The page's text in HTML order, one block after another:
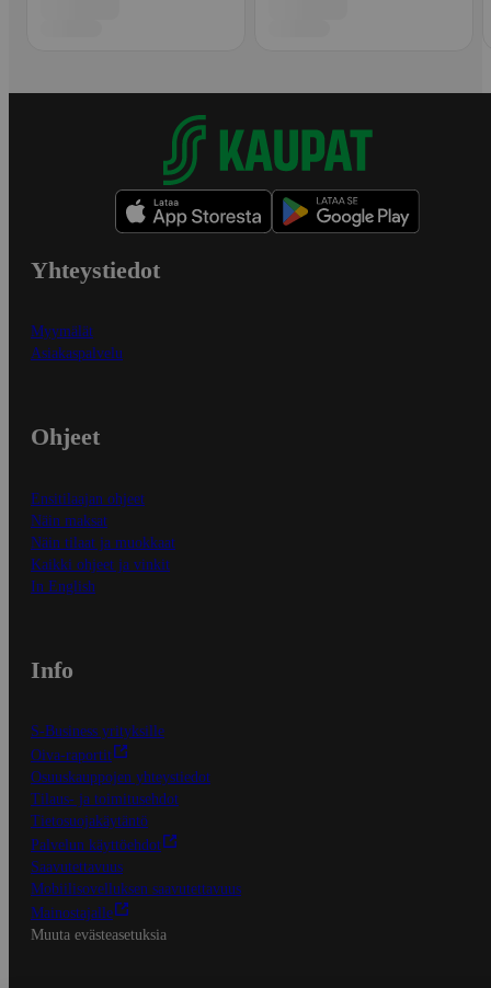
Yhteystiedot
Myymälät
Asiakaspalvelu
Ohjeet
Ensitilaajan ohjeet
Näin maksat
Näin tilaat ja muokkaat
Kaikki ohjeet ja vinkit
In English
Info
S-Business yrityksille
Oiva-raportit
Osuuskauppojen yhteystiedot
Tilaus- ja toimitusehdot
Tietosuojakäytäntö
Palvelun käyttöehdot
Saavutettavuus
Mobiilisovelluksen saavutettavuus
Mainostajalle
Muuta evästeasetuksia